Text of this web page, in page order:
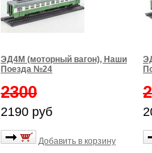
ЭД4М (моторный вагон), Наши
Поезда №24
2300
2190 руб
Добавить в корзину